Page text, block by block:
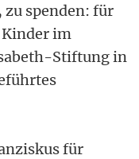
spenden: für
im
Stiftung in
für